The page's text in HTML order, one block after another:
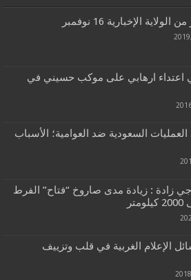
الإخبارية 16 نوفمبر
اعتداء ارهابي على موكب حسيني في
السعودية ضد العوامية؛ الأسباب
زادة : زيادة مدى صاروخ “فتاح” الفرط
الإعلام الغربية في قلب وتزييف